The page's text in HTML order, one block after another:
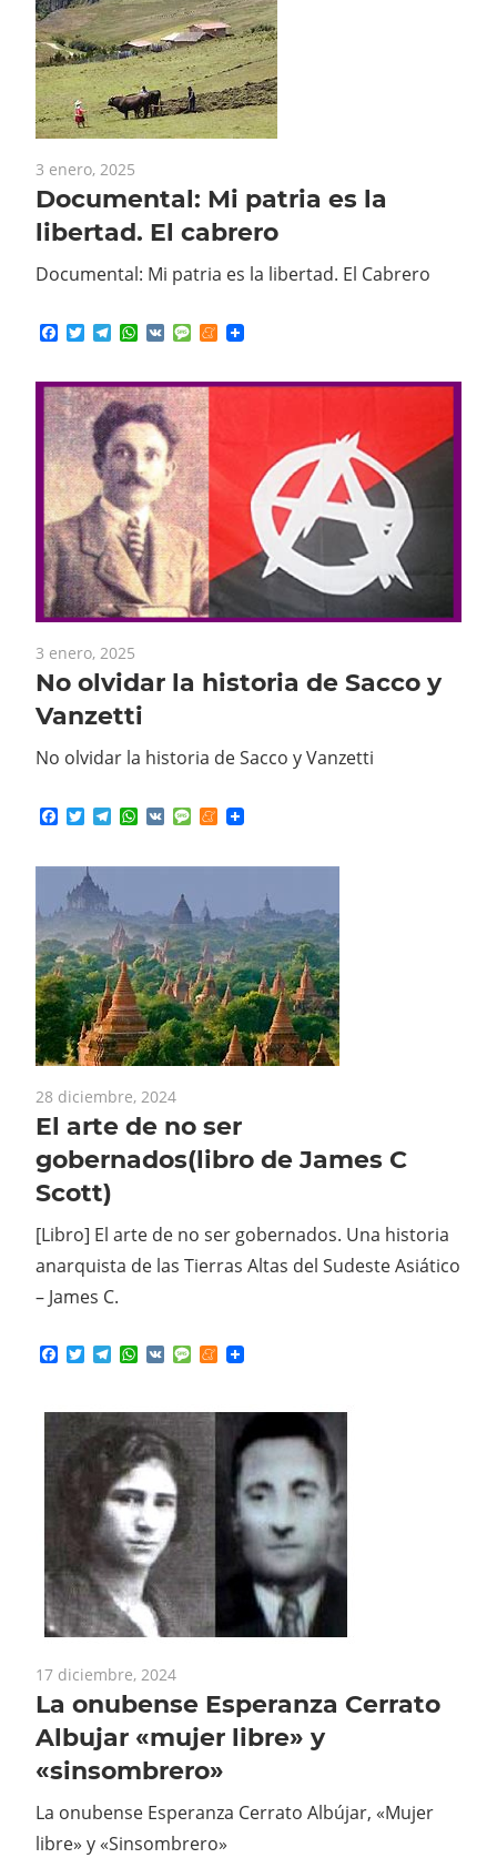
3 enero, 2025
Documental: Mi patria es la
libertad. El cabrero
Documental: Mi patria es la libertad. El Cabrero
Facebook
TwitterTelegram
WhatsApp
VK MessageMeneame
3 enero, 2025
No olvidar la historia de Sacco y
Vanzetti
No olvidar la historia de Sacco y Vanzetti
Facebook
TwitterTelegram
WhatsApp
VK MessageMeneame
28 diciembre, 2024
El arte de no ser
gobernados(libro de James C
Scott)
[Libro] El arte de no ser gobernados. Una historia
anarquista de las Tierras Altas del Sudeste Asiático
– James C.
Facebook
TwitterTelegram
WhatsApp
VK MessageMeneame
17 diciembre, 2024
La onubense Esperanza Cerrato
Albujar «mujer libre» y
«sinsombrero»
La onubense Esperanza Cerrato Albújar, «Mujer
libre» y «Sinsombrero»